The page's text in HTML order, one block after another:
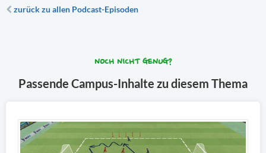
zurück zu allen Podcast-Episoden
NOCH NICHT GENUG?
Passende Campus-Inhalte zu diesem Thema